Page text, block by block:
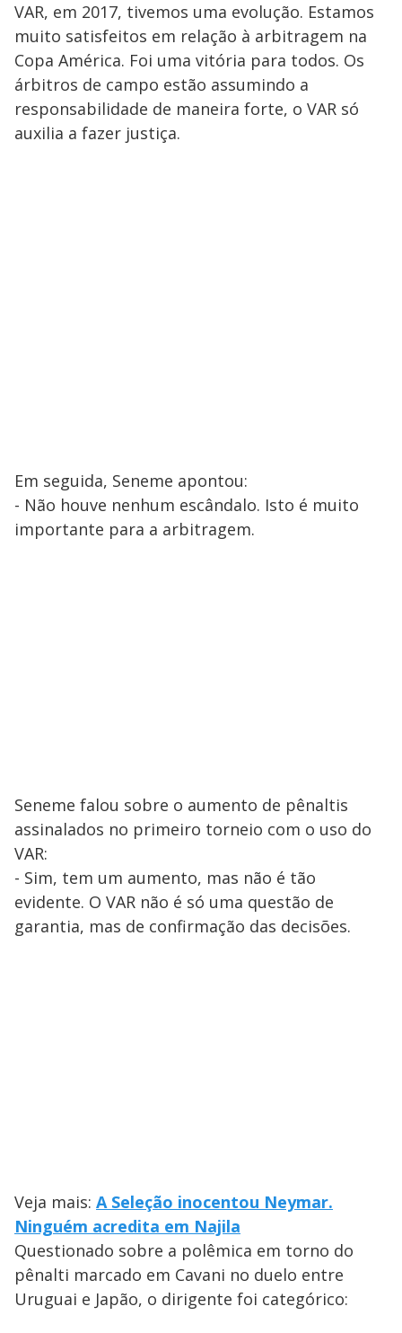
VAR, em 2017, tivemos uma evolução. Estamos
muito satisfeitos em relação à arbitragem na
Copa América. Foi uma vitória para todos. Os
árbitros de campo estão assumindo a
responsabilidade de maneira forte, o VAR só
auxilia a fazer justiça.
Em seguida, Seneme apontou:
- Não houve nenhum escândalo. Isto é muito
importante para a arbitragem.
Seneme falou sobre o aumento de pênaltis
assinalados no primeiro torneio com o uso do
VAR:
- Sim, tem um aumento, mas não é tão
evidente. O VAR não é só uma questão de
garantia, mas de confirmação das decisões.
Veja mais: A Seleção inocentou Neymar.
Ninguém acredita em Najila
Questionado sobre a polêmica em torno do
pênalti marcado em Cavani no duelo entre
Uruguai e Japão, o dirigente foi categórico: